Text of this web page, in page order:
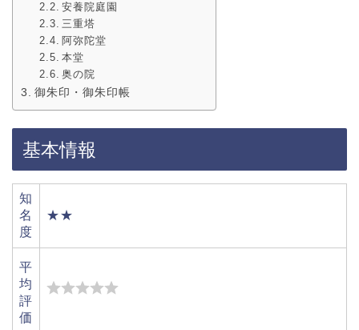
安養院庭園
三重塔
阿弥陀堂
本堂
奥の院
御朱印・御朱印帳
基本情報
知
名
度
★★
平
均
評
価